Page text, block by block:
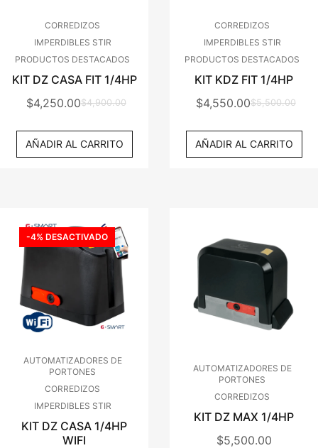
CORREDIZOS
IMPERDIBLES STIR
PRODUCTOS DESTACADOS
KIT DZ CASA FIT 1/4HP
$4,900.00
El
Precio
Original
$4,250.00
El
Precio
Actual
AÑADIR AL CARRITO
CORREDIZOS
IMPERDIBLES STIR
PRODUCTOS DESTACADOS
KIT KDZ FIT 1/4HP
$5,500.00
El
Precio
Original
$4,550.00
El
Precio
Actual
AÑADIR AL CARRITO
-4% DESACTIVADO
AUTOMATIZADORES DE
PORTONES
CORREDIZOS
IMPERDIBLES STIR
KIT DZ CASA 1/4HP
WIFI
AUTOMATIZADORES DE
PORTONES
CORREDIZOS
KIT DZ MAX 1/4HP
$5,500.00